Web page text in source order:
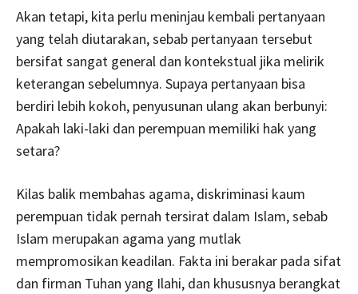
Akan tetapi, kita perlu meninjau kembali pertanyaan
yang telah diutarakan, sebab pertanyaan tersebut
bersifat sangat general dan kontekstual jika melirik
keterangan sebelumnya. Supaya pertanyaan bisa
berdiri lebih kokoh, penyusunan ulang akan berbunyi:
Apakah laki-laki dan perempuan memiliki hak yang
setara?
Kilas balik membahas agama, diskriminasi kaum
perempuan tidak pernah tersirat dalam Islam, sebab
Islam merupakan agama yang mutlak
mempromosikan keadilan. Fakta ini berakar pada sifat
dan firman Tuhan yang Ilahi, dan khususnya berangkat